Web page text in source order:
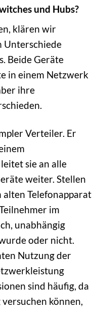
und Hubs?
klären wir
Unterschiede
Beide Geräte
in einem Netzwerk
ihre
Verteiler. Er
sie an alle
weiter. Stellen
alten Telefonapparat
im
unabhängig
oder nicht.
Nutzung der
sind häufig, da
können,